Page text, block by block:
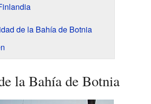
de la Bahía de Botnia
la Bahía de Botnia